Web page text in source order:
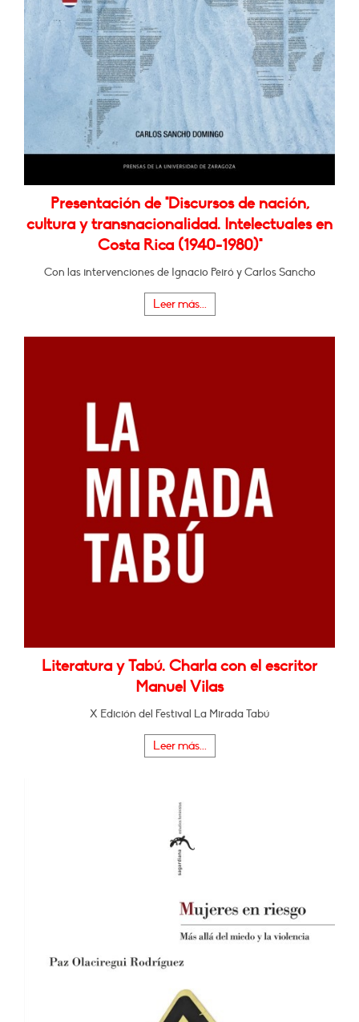
Presentación de "Discursos de nación,
cultura y transnacionalidad. Intelectuales en
Costa Rica (1940-1980)"
Con las intervenciones de Ignacio Peiró y Carlos Sancho
Leer más...
Literatura y Tabú. Charla con el escritor
Manuel Vilas
X Edición del Festival La Mirada Tabú
Leer más...